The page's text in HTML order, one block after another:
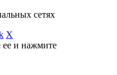
сетях
X
и нажмите